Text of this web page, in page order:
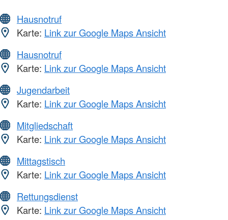
Hausnotruf
Karte: Link zur Google Maps Ansicht
Hausnotruf
Karte: Link zur Google Maps Ansicht
Jugendarbeit
Karte: Link zur Google Maps Ansicht
Mitgliedschaft
Karte: Link zur Google Maps Ansicht
Mittagstisch
Karte: Link zur Google Maps Ansicht
Rettungsdienst
Karte: Link zur Google Maps Ansicht